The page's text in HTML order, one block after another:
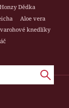
Dědka
Aloe vera
knedlíky